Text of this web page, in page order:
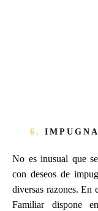
6.
No es inusual que
con deseos de
diversas razones. En
Familiar dispone